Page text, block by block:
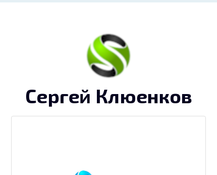
Сергей Клюенков